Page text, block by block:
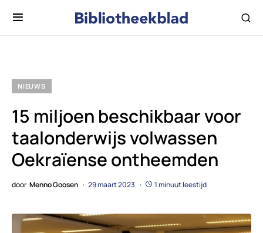
NIEUWS
15 miljoen beschikbaar voor
taalonderwijs volwassen
Oekraïense ontheemden
door Menno Goosen 29 maart 2023 1 minuut leestijd